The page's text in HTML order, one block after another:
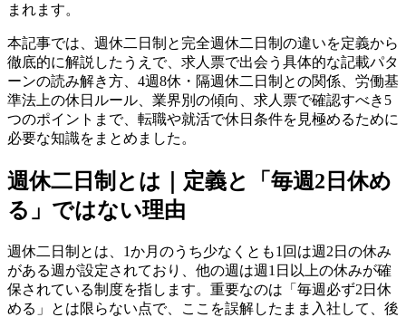
まれます。
本記事では、週休二日制と完全週休二日制の違いを定義から
徹底的に解説したうえで、求人票で出会う具体的な記載パタ
ーンの読み解き方、4週8休・隔週休二日制との関係、労働基
準法上の休日ルール、業界別の傾向、求人票で確認すべき5
つのポイントまで、転職や就活で休日条件を見極めるために
必要な知識をまとめました。
週休二日制とは｜定義と「毎週2日休め
る」ではない理由
週休二日制とは、1か月のうち少なくとも1回は週2日の休み
がある週が設定されており、他の週は週1日以上の休みが確
保されている制度を指します。重要なのは「毎週必ず2日休
める」とは限らない点で、ここを誤解したまま入社して、後